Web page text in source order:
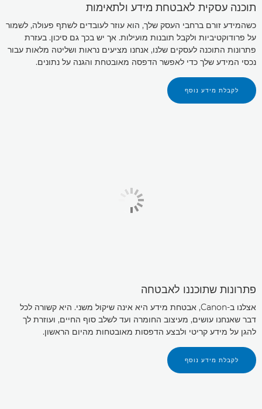
תוכנה עסקית לאבטחת מידע ולתאימות
כשהמידע זורם ברחבי העסק שלך, הוא עוזר לעובדים לשתף פעולה, לשמור
על פרודוקטיביות ולקבל תובנות מועילות. אך יש בכך גם סיכון. בעזרת
פתרונות התוכנה לעסקים שלנו, אנחנו מציעים נראות ושליטה מלאות עבור
נכסי המידע שלך כדי לאפשר הדפסה מאובטחת והגנה על נתונים.
לקבלת מידע נוסף
פתרונות שתוכננו לאבטחה
אצלנו ב-Canon, אבטחת מידע היא אינה שיקול משני. היא קשורה לכל
דבר שאנחנו עושים, מעיצוב החומרה ועד לשלב סוף החיים, ועוזרת לך
להגן על מידע קריטי ולבצע הדפסות מאובטחות מהיום הראשון.
לקבלת מידע נוסף